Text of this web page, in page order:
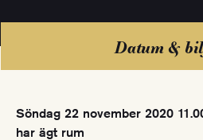
Datum &
Söndag 22 november 2020
har ägt rum